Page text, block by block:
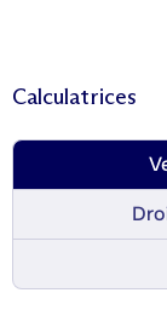
Calculatrices